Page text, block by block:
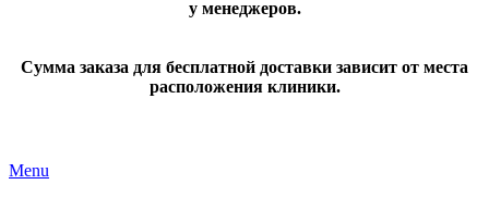
у менеджеров.
Сумма заказа для бесплатной доставки зависит от места
расположения клиники.
Menu